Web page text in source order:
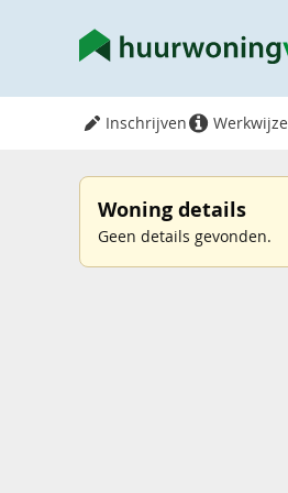
Inschrijven Werkwijze
Woning details
Geen details gevonden.